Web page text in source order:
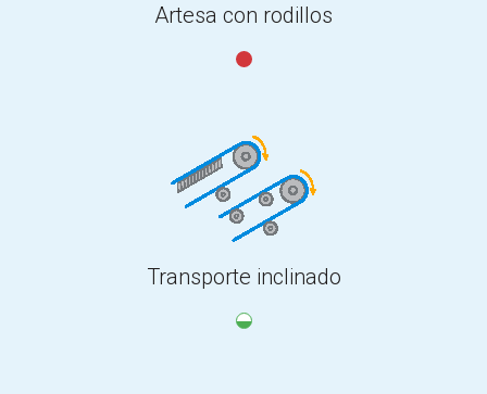
Artesa con rodillos
Transporte inclinado